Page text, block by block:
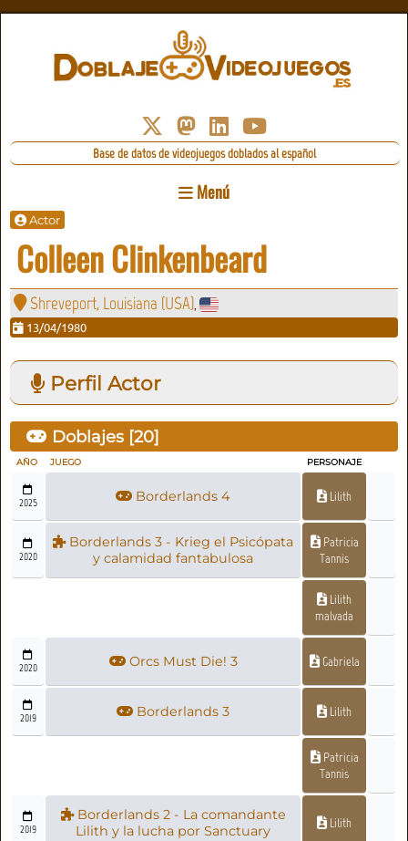
Base de datos de videojuegos doblados al español
Menú
Actor
Colleen Clinkenbeard
Shreveport, Louisiana (USA),
13/04/1980
Perfil Actor
Doblajes [20]
AÑO JUEGO PERSONAJE
2025 Borderlands 4 Lilith
2020
Borderlands 3 - Krieg el Psicópata
y calamidad fantabulosa
Patricia
Tannis
Lilith
malvada
2020 Orcs Must Die! 3 Gabriela
2019 Borderlands 3 Lilith
Patricia
Tannis
2019
Borderlands 2 - La comandante
Lilith y la lucha por Sanctuary
Lilith